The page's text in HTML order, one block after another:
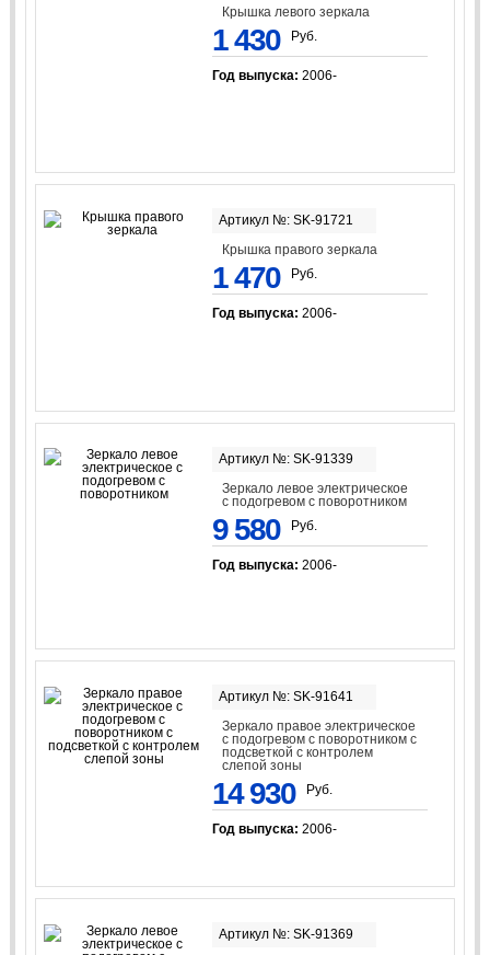
Крышка левого зеркала
1 430 Руб.
Год выпуска: 2006-
Артикул №: SK-91721
Крышка правого зеркала
1 470 Руб.
Год выпуска: 2006-
Артикул №: SK-91339
Зеркало левое электрическое
с подогревом с поворотником
9 580 Руб.
Год выпуска: 2006-
Артикул №: SK-91641
Зеркало правое электрическое
с подогревом с поворотником с
подсветкой с контролем
слепой зоны
14 930 Руб.
Год выпуска: 2006-
Артикул №: SK-91369